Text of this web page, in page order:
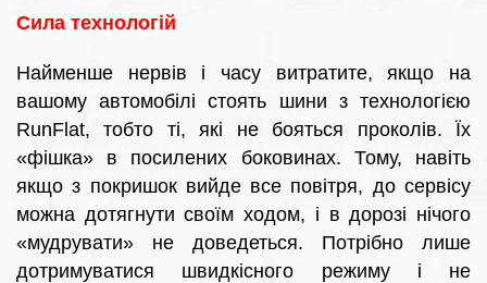
Сила технологій
Найменше нервів і часу витратите, якщо на
вашому автомобілі стоять шини з технологією
RunFlat, тобто ті, які не бояться проколів. Їх
«фішка» в посилених боковинах. Тому, навіть
якщо з покришок вийде все повітря, до сервісу
можна дотягнути своїм ходом, і в дорозі нічого
«мудрувати» не доведеться. Потрібно лише
дотримуватися швидкісного режиму і не